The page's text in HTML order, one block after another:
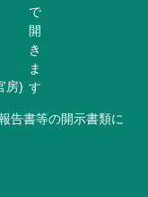
房)
告書等の開示書類に